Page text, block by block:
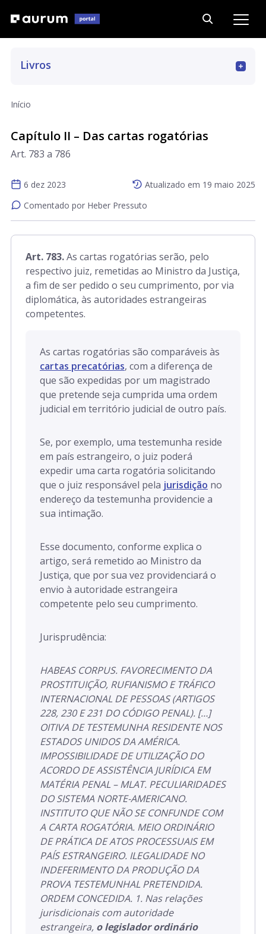
Livros
Art. 394 a 562
Art. 668 a 779
rt. 791 a 811
Início
Capítulo II – Das cartas rogatórias
Art. 783 a 786
Comentado por Heber Pressuto
6 dez 2023 Atualizado em 19 maio 2025
Art. 783.As cartas rogatórias serão, pelo
respectivo juiz, remetidas ao Ministro da Justiça,
a fim de ser pedido o seu cumprimento, por via
diplomática, às autoridades estrangeiras
competentes.
As cartas rogatórias são comparáveis às
cartas precatórias, com a diferença de
que são expedidas por um magistrado
que pretende seja cumprida uma ordem
judicial em território judicial de outro país.
Se, por exemplo, uma testemunha reside
em país estrangeiro, o juiz poderá
expedir uma carta rogatória solicitando
que o juiz responsável pela jurisdição no
endereço da testemunha providencie a
sua intimação.
Esse documento, conforme explica o
artigo, será remetido ao Ministro da
Justiça, que por sua vez providenciará o
envio à autoridade estrangeira
competente pelo seu cumprimento.
Jurisprudência:
HABEAS CORPUS. FAVORECIMENTO DA
PROSTITUIÇÃO, RUFIANISMO E TRÁFICO
INTERNACIONAL DE PESSOAS (ARTIGOS
228, 230 E 231 DO CÓDIGO PENAL). […]
OITIVA DE TESTEMUNHA RESIDENTE NOS
ESTADOS UNIDOS DA AMÉRICA.
IMPOSSIBILIDADE DE UTILIZAÇÃO DO
ACORDO DE ASSISTÊNCIA JURÍDICA EM
MATÉRIA PENAL – MLAT. PECULIARIDADES
DO SISTEMA NORTE-AMERICANO.
INSTITUTO QUE NÃO SE CONFUNDE COM
A CARTA ROGATÓRIA. MEIO ORDINÁRIO
DE PRÁTICA DE ATOS PROCESSUAIS EM
PAÍS ESTRANGEIRO. ILEGALIDADE NO
INDEFERIMENTO DA PRODUÇÃO DA
PROVA TESTEMUNHAL PRETENDIDA.
ORDEM CONCEDIDA. 1. Nas relações
jurisdicionais com autoridade
estrangeira, o legislador ordinário